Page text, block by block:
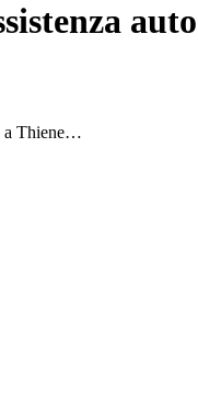
a Thiene…